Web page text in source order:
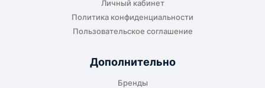
Подходит, если нужно доставить
оборудование прямо на объект, склад,
габаритов груза.
Личный кабинет
Политика конфиденциальности
Пользовательское соглашение
Дополнительно
Бренды